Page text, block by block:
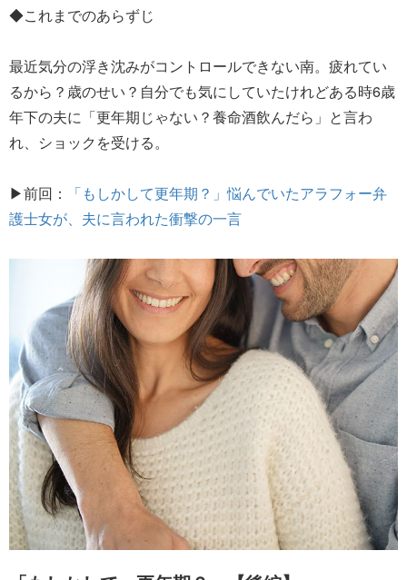
◆これまでのあらずじ
最近気分の浮き沈みがコントロールできない南。疲れてい
るから？歳のせい？自分でも気にしていたけれどある時6歳
年下の夫に「更年期じゃない？養命酒飲んだら」と言わ
れ、ショックを受ける。
▶前回：
「もしかして更年期？」悩んでいたアラフォー弁
護士女が、夫に言われた衝撃の一言